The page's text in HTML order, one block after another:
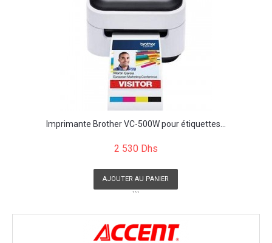
Imprimante Brother VC-500W pour étiquettes...
2 530 Dhs
AJOUTER AU PANIER
```